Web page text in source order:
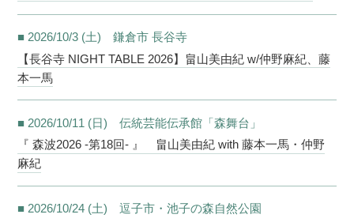
■ 2026/10/3 (土) 鎌倉市 長谷寺
【長谷寺 NIGHT TABLE 2026】畠山美由紀 w/仲野麻紀、藤
本一馬
■ 2026/10/11 (日) 伝統芸能伝承館「森舞台」
『 森波2026 -第18回- 』 畠山美由紀 with 藤本一馬・仲野
麻紀
■ 2026/10/24 (土) 逗子市・池子の森自然公園